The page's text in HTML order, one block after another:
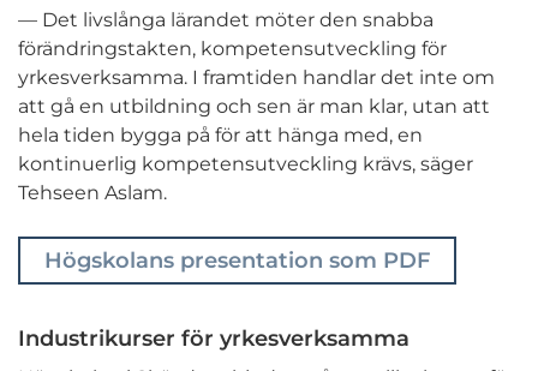
— Det livslånga lärandet möter den snabba
förändringstakten, kompetensutveckling för
yrkesverksamma. I framtiden handlar det inte om
att gå en utbildning och sen är man klar, utan att
hela tiden bygga på för att hänga med, en
kontinuerlig kompetensutveckling krävs, säger
Tehseen Aslam.
Högskolans presentation som PDF
Industrikurser för yrkesverksamma